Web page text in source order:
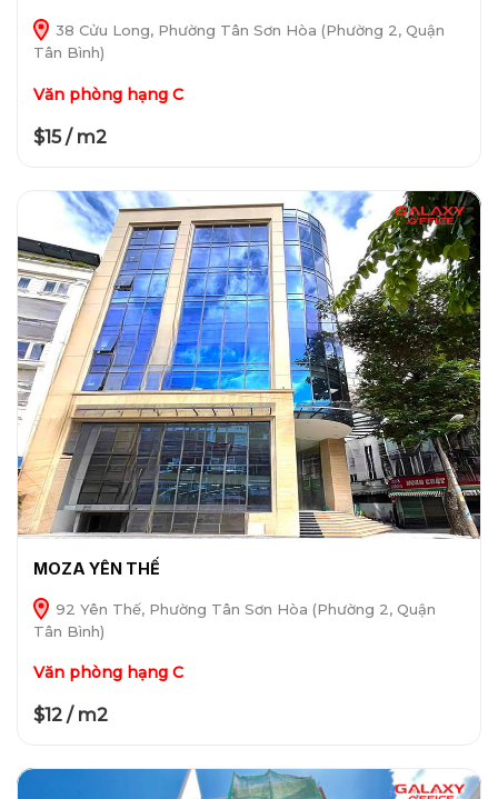
38 Cửu Long, Phường Tân Sơn Hòa (Phường 2, Quận
Tân Bình)
Văn phòng hạng C
$15 / m2
MOZA YÊN THẾ
92 Yên Thế, Phường Tân Sơn Hòa (Phường 2, Quận
Tân Bình)
Văn phòng hạng C
$12 / m2